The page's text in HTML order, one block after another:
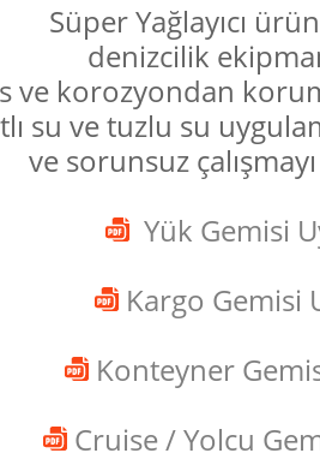
Süper Yağlayıcı
denizcilik
ve korozyondan
su ve tuzlu su
ve sorunsuz
Yük Gemisi
Kargo Gemisi
Konteyner
Cruise / Yolcu